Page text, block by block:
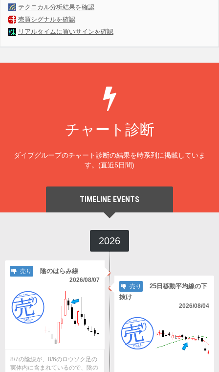
テクニカル分析結果を確認
売買シグナルを確認
リアルタイムに買いサインを確認
チャート診断
ダイブグループのチャート診断の結果を時系列に掲載していま
す。(直近5日間)
TIMELINE EVENTS
2026
売り 陰のはらみ線
2026/08/07
8/7の陰線が、8/6のロウソク足の
実体内に含まれているので、陰の
売り
25日移動平均線の下
抜け
2026/08/04